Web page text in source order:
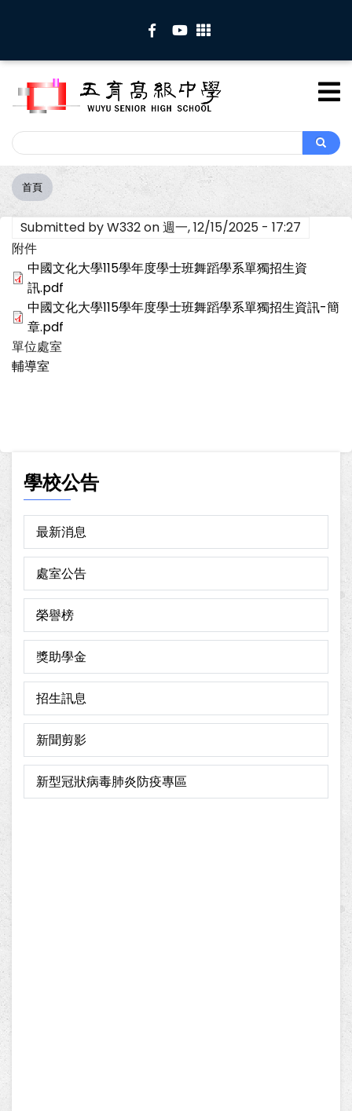
內
Search
Search
導
航
連
結
首頁
Submitted byW332on週一, 12/15/2025 - 17:27
附件
中國文化大學115學年度學士班舞蹈學系單獨招生資
訊.pdf
中國文化大學115學年度學士班舞蹈學系單獨招生資訊-簡
章.pdf
單位處室
輔導室
學校公告
最新消息
處室公告
榮譽榜
獎助學金
招生訊息
新聞剪影
新型冠狀病毒肺炎防疫專區